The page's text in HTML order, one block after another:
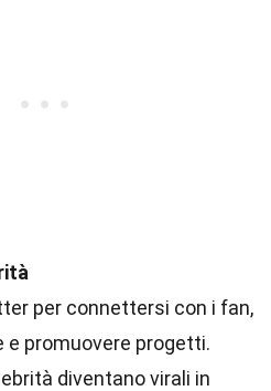
per connettersi con i fan,
e promuovere progetti.
diventano virali in